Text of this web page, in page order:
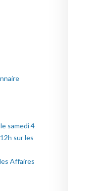
samedi 4
sur les
Affaires